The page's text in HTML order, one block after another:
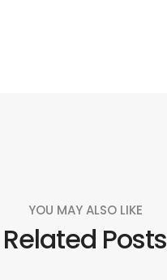
YOU MAY ALSO LIKE
Related Posts